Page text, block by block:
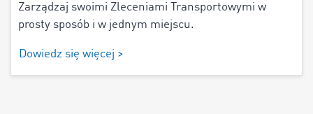
Zarządzaj swoimi Zleceniami Transportowymi w
prosty sposób i w jednym miejscu.
Dowiedz się więcej >